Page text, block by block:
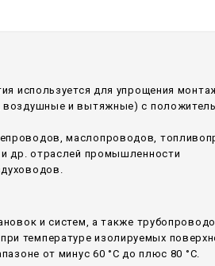
используется для упрощения
и вытяжные) с
маслопроводов,
и др. отраслей промышленности
и систем, а также
температуре изолируемых
от минус 60 °С до плюс 80 °С.